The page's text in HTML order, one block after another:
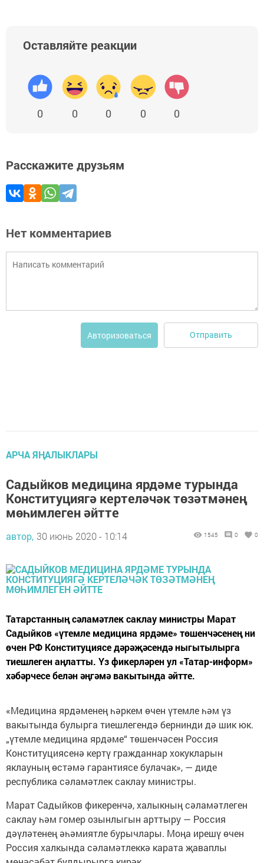
Оставляйте реакции
0 0 0 0 0
Расскажите друзьям
Нет комментариев
Авторизоваться Отправить
АРЧА ЯҢАЛЫКЛАРЫ
Садыйков медицина ярдәме турында
Конституциягә кертеләчәк төзәтмәнең
мөһимлеген әйтте
автор, 30 июнь 2020 - 10:14 1545 0 0
Татарстанның сәламәтлек саклау министры Марат
Садыйков «үтемле медицина ярдәме» төшенчәсенең ни
өчен РФ Конституциясе дәрәҗәсендә ныгытылырга
тиешлеген аңлатты. Үз фикерләрен ул «Татар-информ»
хәбәрчесе белән әңгәмә вакытында әйтте.
«Медицина ярдәменең һәркем өчен үтемле һәм үз
вакытында булырга тиешлегендә бернинди дә шик юк.
„үтемле медицина ярдәме“ төшенчәсен Россия
Конституциясенә кертү гражданнар хокукларын
яклауның өстәмә гарантиясе булачак», — диде
республика сәламәтлек саклау министры.
Марат Садыйков фикеренчә, халыкның сәламәтлеген
саклау һәм гомер озынлыгын арттыру — Россия
дәүләтенең әһәмиятле бурычлары. Моңа ирешү өчен
Россия халкында сәламәтлеккә карата җаваплы